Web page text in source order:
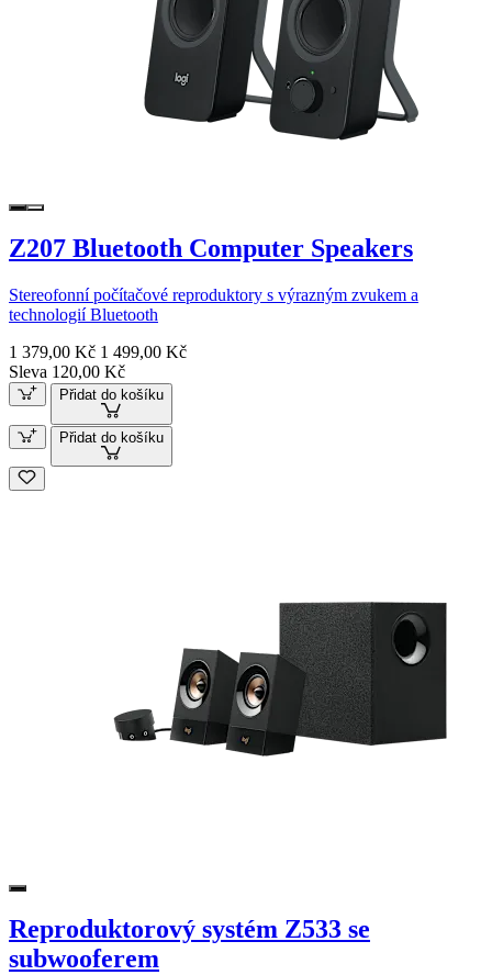
Z207 Bluetooth Computer Speakers
Stereofonní počítačové reproduktory s výrazným zvukem a
technologií Bluetooth
1 379,00 Kč 1 499,00 Kč
Sleva 120,00 Kč
Přidat do košíku
Přidat do košíku
Reproduktorový systém Z533 se
subwooferem